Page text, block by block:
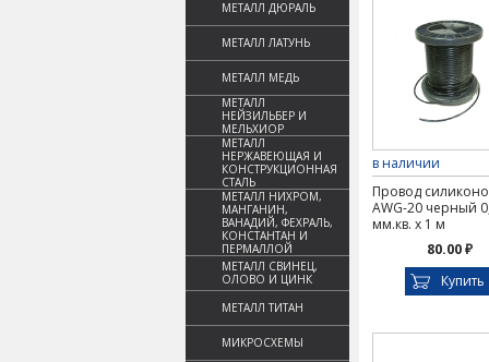
МЕТАЛЛ ДЮРАЛЬ
МЕТАЛЛ ЛАТУНЬ
МЕТАЛЛ МЕДЬ
МЕТАЛЛ
НЕЙЗИЛЬБЕР И
МЕЛЬХИОР
МЕТАЛЛ
НЕРЖАВЕЮЩАЯ И
КОНСТРУКЦИОННАЯ
СТАЛЬ
МЕТАЛЛ НИХРОМ,
МАНГАНИН,
ВАНАДИЙ, ФЕХРАЛЬ,
КОНСТАНТАН И
ПЕРМАЛЛОЙ
МЕТАЛЛ СВИНЕЦ,
ОЛОВО И ЦИНК
МЕТАЛЛ ТИТАН
МИКРОСХЕМЫ
в наличии
Провод
AWG-20 черный
мм.кв. х 1 м
80.00 ₽
Купить